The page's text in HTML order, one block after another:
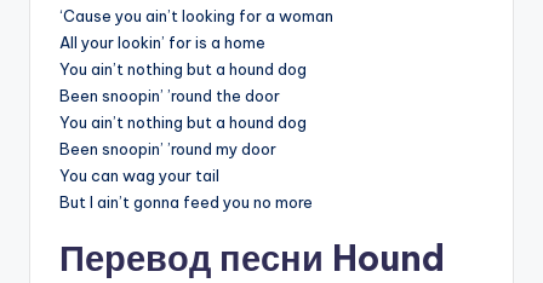
‘Cause you ain’t looking for a woman
All your lookin’ for is a home
You ain’t nothing but a hound dog
Been snoopin’ ’round the door
You ain’t nothing but a hound dog
Been snoopin’ ’round my door
You can wag your tail
But I ain’t gonna feed you no more
Перевод песни Hound